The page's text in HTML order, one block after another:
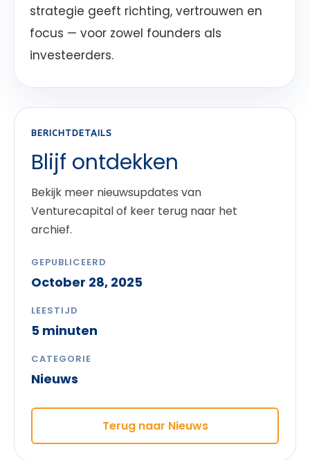
strategie geeft richting, vertrouwen en
focus — voor zowel founders als
investeerders.
BERICHTDETAILS
Blijf ontdekken
Bekijk meer nieuwsupdates van
Venturecapital of keer terug naar het
archief.
GEPUBLICEERD
October 28, 2025
LEESTIJD
5 minuten
CATEGORIE
Nieuws
Terug naar Nieuws